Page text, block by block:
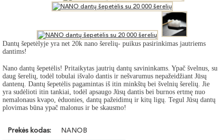
Dantų šepetėlyje yra net 20k nano šerelių- puikus pasirinkimas jautriems
dantims!
Nano dantų šepetėlis! Pritaikytas jautrių dantų savininkams. Ypač švelnus, su
daug šerelių, todėl tobulai išvalo dantis ir nešvarumus nepažeidžiant Jūsų
dantenų. Dantų šepetėlis pagamintas iš itin minkštų bei švelnių šerelių. Jie
yra sudėlioti itin tankiai, todėl apsaugo Jūsų dantis bei burnos ertmę nuo
nemalonaus kvapo, ėduonies, dantų pažeidimų ir kitų ligų. Tegul Jūsų dantų
plovimas būna ypač malonus ir be skausmo!
Prekės kodas: NANOB